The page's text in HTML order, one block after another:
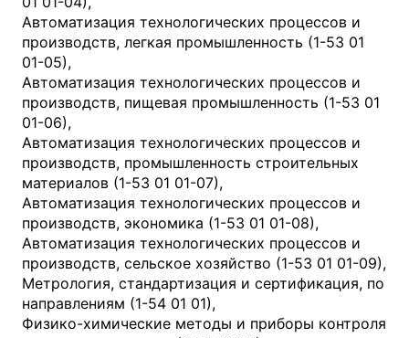
Автоматизация технологических процессов и
производств, легкая промышленность (1-53 01
01-05),
Автоматизация технологических процессов и
производств, пищевая промышленность (1-53 01
01-06),
Автоматизация технологических процессов и
производств, промышленность строительных
материалов (1-53 01 01-07),
Автоматизация технологических процессов и
производств, экономика (1-53 01 01-08),
Автоматизация технологических процессов и
производств, сельское хозяйство (1-53 01 01-09),
Метрология, стандартизация и сертификация, по
направлениям (1-54 01 01),
Физико-химические методы и приборы контроля